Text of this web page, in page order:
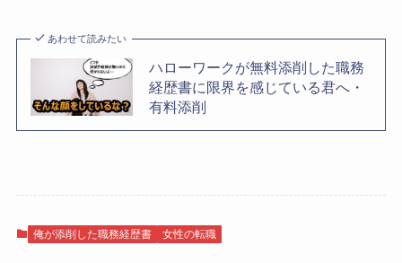
あわせて読みたい
ハローワークが無料添削した職務
経歴書に限界を感じている君へ・
有料添削
俺が添削した職務経歴書 女性の転職